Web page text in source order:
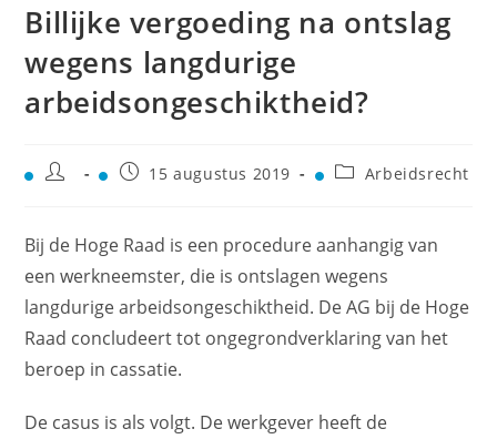
Billijke vergoeding na ontslag
wegens langdurige
arbeidsongeschiktheid?
15 augustus 2019 Arbeidsrecht
Bij de Hoge Raad is een procedure aanhangig van
een werkneemster, die is ontslagen wegens
langdurige arbeidsongeschiktheid. De AG bij de Hoge
Raad concludeert tot ongegrondverklaring van het
beroep in cassatie.
De casus is als volgt. De werkgever heeft de